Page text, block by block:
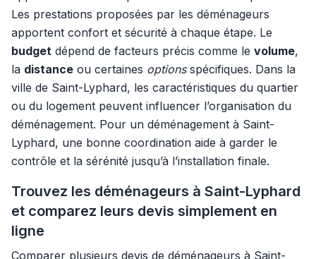
Les prestations proposées par les déménageurs
apportent confort et sécurité à chaque étape. Le
budget dépend de facteurs précis comme le volume,
la distance ou certaines optionsspécifiques. Dans la
ville de Saint-Lyphard, les caractéristiques du quartier
ou du logement peuvent influencer l’organisation du
déménagement. Pour un déménagement à Saint-
Lyphard, une bonne coordination aide à garder le
contrôle et la sérénité jusqu’à l’installation finale.
Trouvez les déménageurs à Saint-Lyphard
et comparez leurs devis simplement en
ligne
Comparer plusieurs devis de déménageurs à Saint-